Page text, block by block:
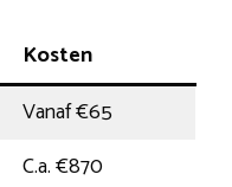
Kosten
Vanaf €65
C.a. €870